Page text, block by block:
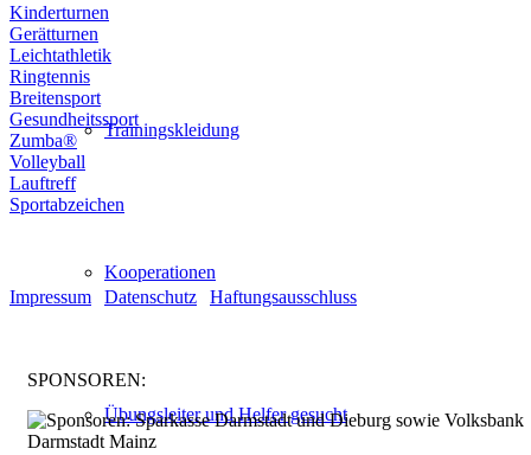
Trainingskleidung
Kooperationen
Übungsleiter und Helfer gesucht
Kinderturnen
Gerätturnen
Leichtathletik
Ringtennis
Breitensport
Gesundheitssport
Zumba®
Volleyball
Lauftreff
Sportabzeichen
Impressum Datenschutz Haftungsausschluss
SPONSOREN: